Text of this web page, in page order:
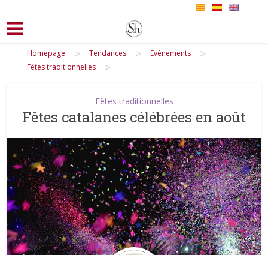
Homepage > Tendances > Evènements >
Fêtes traditionnelles >
Fêtes traditionnelles
Fêtes catalanes célébrées en août